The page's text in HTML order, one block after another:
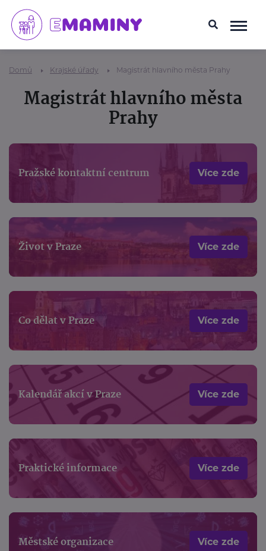
Domů Krajské úřady Magistrát hlavního města Prahy
Magistrát hlavního města
Prahy
Pražské kontaktní centrum Více zde
Život v Praze Více zde
Co dělat v Praze Více zde
Kalendář akcí v Praze Více zde
Praktické informace Více zde
Městské organizace Více zde